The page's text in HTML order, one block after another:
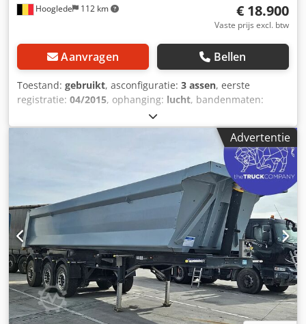
Hooglede 112 km € 18.900
Vaste prijs excl. btw
Aanvragen Bellen
Toestand: gebruikt, asconfiguratie: 3 assen, eerste
registratie: 04/2015, ophanging: lucht, bandenmaten:
, Bouwjaar:
opties en accessoires = - voertuigen.accessoires.veer =
Verdere informatie = Asconfiguratie Bandenmaat: 385/65
R22.5 Asmerk: Mercedes-Benz Remmen: schijfremmen
Vering: luchtvering Achteras 1: LM-velgen; bandenprofiel
links: 2 mm; bandenprofiel rechts: 2 mm Achteras 2: LM-
velgen; bandenprofiel links: 5 mm; bandenprofiel rechts: 3
mm Achteras 3: LM-velgen; bandenprofiel links: 4 mm;
bandenprofiel rechts: 4 mm Gewichten Ledig gewicht:
6.760 kg Cedpfxezrbgto Af Rerf Laadvermogen: 32.240 kg
Toelaatbaar totaal gewicht: 39.000 kg Staat Schade: geen
Advertentie